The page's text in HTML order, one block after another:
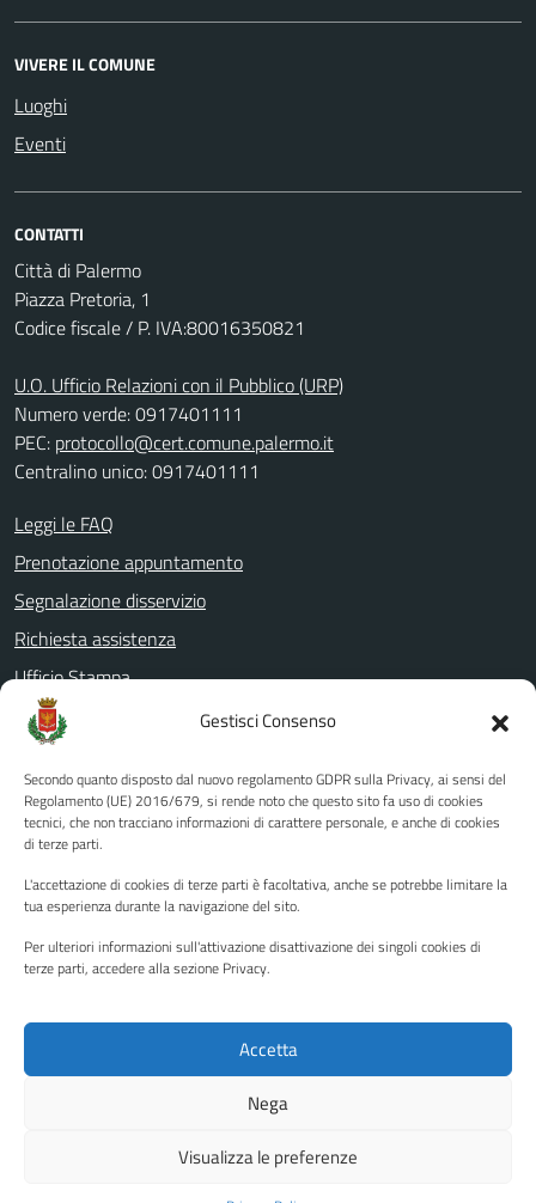
Gestisci Consenso
Secondo quanto disposto dal nuovo regolamento GDPR sulla Privacy, ai sensi del
Regolamento (UE) 2016/679, si rende noto che questo sito fa uso di cookies
tecnici, che non tracciano informazioni di carattere personale, e anche di cookies
di terze parti.
L'accettazione di cookies di terze parti è facoltativa, anche se potrebbe limitare la
tua esperienza durante la navigazione del sito.
Per ulteriori informazioni sull'attivazione disattivazione dei singoli cookies di
terze parti, accedere alla sezione Privacy.
Accetta
Nega
Visualizza le preferenze
VIVERE IL COMUNE
Luoghi
Eventi
CONTATTI
Città di Palermo
Piazza Pretoria, 1
Codice fiscale / P. IVA:80016350821
U.O. Ufficio Relazioni con il Pubblico (URP)
Numero verde: 0917401111
PEC: protocollo@cert.comune.palermo.it
Centralino unico: 0917401111
Leggi le FAQ
Prenotazione appuntamento
Segnalazione disservizio
Richiesta assistenza
Ufficio Stampa
Amministrazione Trasparente
Albo pretorio
Informativa privacy
Note legali
Piano di miglioramento del sito
Instagram